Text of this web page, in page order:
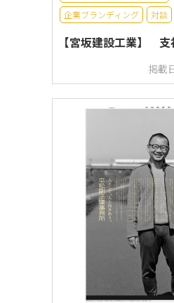
企業ブランディング
対談
【宮坂建設工業】
掲載